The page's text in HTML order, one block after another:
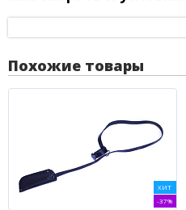
Похожие товары
ХИТ
-37%